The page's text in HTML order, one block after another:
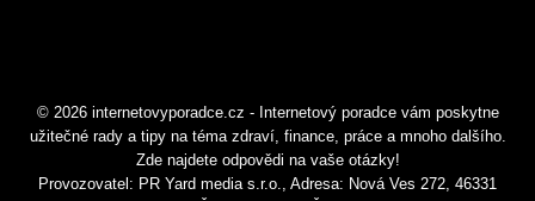
© 2026 internetovyporadce.cz - Internetový poradce vám poskytne
užitečné rady a tipy na téma zdraví, finance, práce a mnoho dalšího.
Zde najdete odpovědi na vaše otázky!
Provozovatel: PR Yard media s.r.o., Adresa: Nová Ves 272, 46331